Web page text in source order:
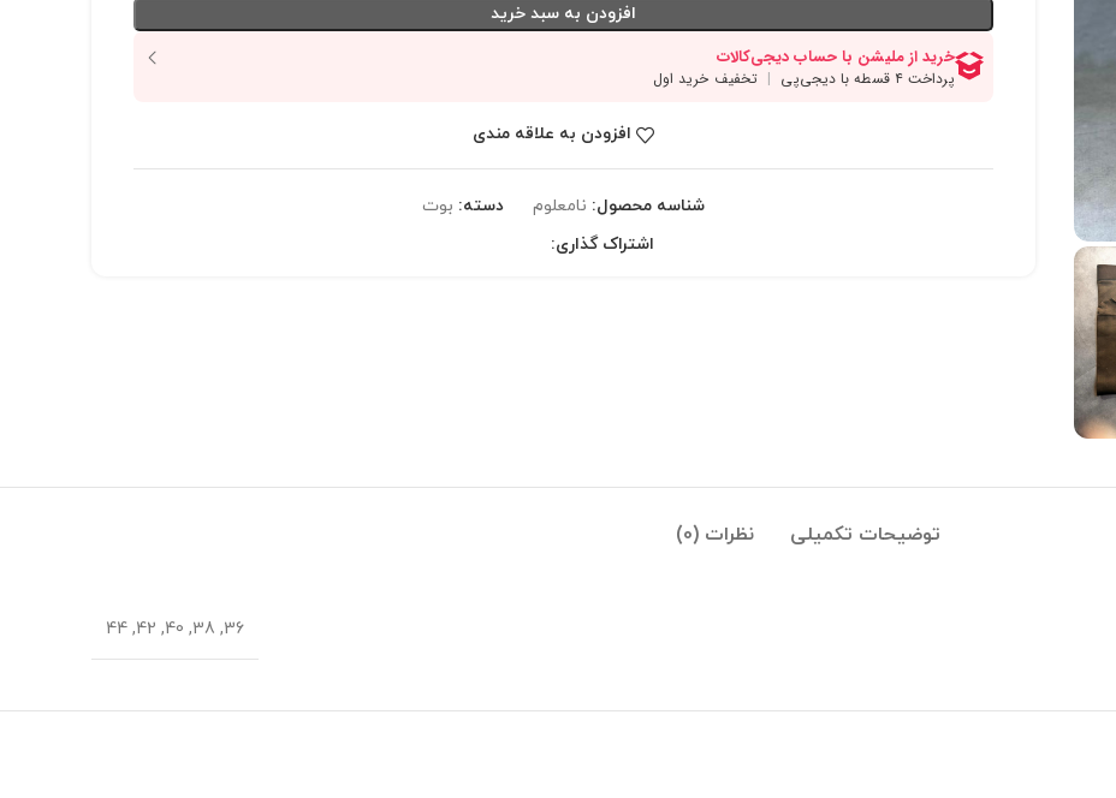
افزودن به سبد خرید
افزودن به علاقه مندی
شناسه محصول: نامعلوم دسته: بوت
اشتراک گذاری:
توضیحات تکمیلی نظرات (0)
36, 38, 40, 42, 44